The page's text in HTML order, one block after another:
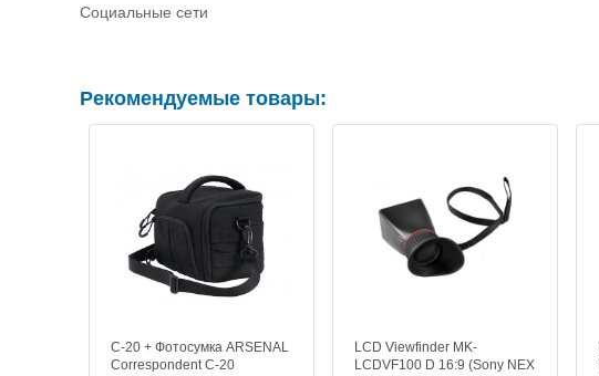
Социальные сети
Рекомендуемые товары:
C-20 + Фотосумка ARSENAL
Correspondent C-20
LCD Viewfinder MK-
LCDVF100 D 16:9 (Sony NEX